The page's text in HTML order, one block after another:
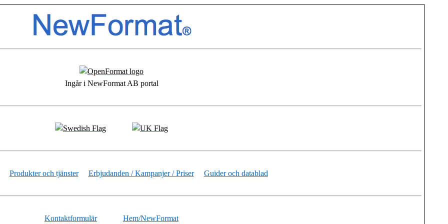
Ingår i NewFormat AB portal
Produkter och tjänster Erbjudanden / Kampanjer / Priser Guider och datablad
Kontaktformulär Hem/NewFormat